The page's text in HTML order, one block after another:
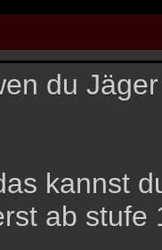
du
kannst
ab stufe